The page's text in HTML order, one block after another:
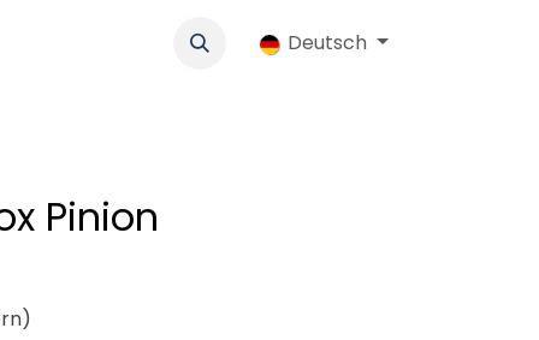
Genossenschaft Jobs Ersatzteile-Shop
Deutsch
Pinion